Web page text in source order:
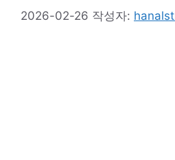
2026-02-26 작성자: